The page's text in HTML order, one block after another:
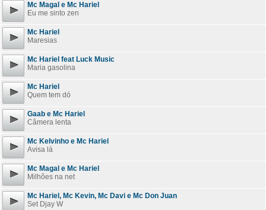
Mc Magal e Mc Hariel
Eu me sinto zen
Mc Hariel
Maresias
Mc Hariel feat Luck Music
Maria gasolina
Mc Hariel
Quem tem dó
Gaab e Mc Hariel
Câmera lenta
Mc Kelvinho e Mc Hariel
Avisa lá
Mc Magal e Mc Hariel
Milhões na net
Mc Hariel, Mc Kevin, Mc Davi e Mc Don Juan
Set Djay W